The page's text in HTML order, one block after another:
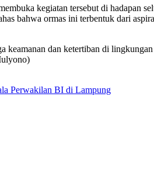
kegiatan tersebut di hadapan
bahwa ormas ini terbentuk dari
dan ketertiban di
Perwakilan BI di Lampung